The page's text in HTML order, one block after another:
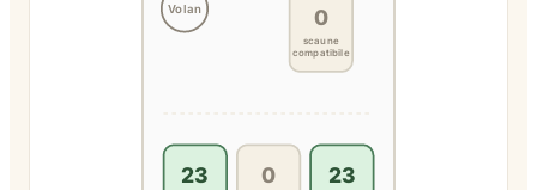
Volan 0
scaune
compatibile
23 0 23